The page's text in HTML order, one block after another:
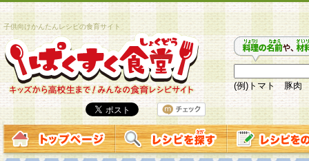
子供向けかんたんレシピの食育サイト
(例)トマト 豚肉